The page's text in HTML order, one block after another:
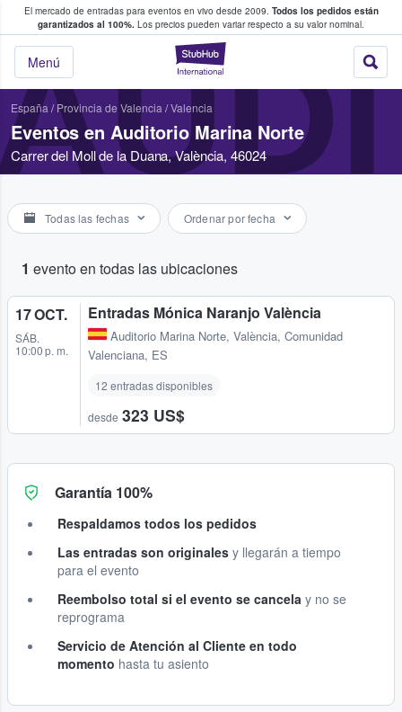
El mercado de entradas para eventos en vivo desde 2009. Todos los pedidos están
garantizados al 100%. Los precios pueden variar respecto a su valor nominal.
StubHub:
Menú
y venta de entradas entre fans
España / Provincia de Valencia /Valencia
Eventos en Auditorio Marina Norte
Carrer del Moll de la Duana, València, 46024
Todas las fechas Ordenar por fecha
1 evento en todas las ubicaciones
17 OCT.
SÁB.
10:00 p. m.
Entradas Mónica Naranjo València
Auditorio Marina Norte, València, Comunidad
Valenciana, ES
12 entradas disponibles
desde 323 US$
Garantía 100%
Respaldamos todos los pedidos
Las entradas son originales y llegarán a tiempo
para el evento
Reembolso total si el evento se cancela y no se
reprograma
Servicio de Atención al Cliente en todo
momento hasta tu asiento